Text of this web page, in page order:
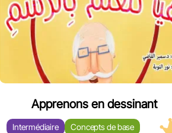
Apprenons en dessinant
Intermédiaire Concepts de base